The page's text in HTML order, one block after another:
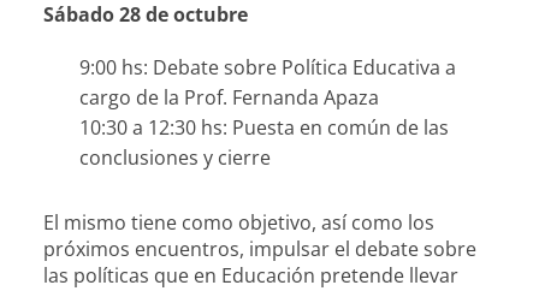
Sábado 28 de octubre
9:00 hs: Debate sobre Política Educativa a
cargo de la Prof. Fernanda Apaza
10:30 a 12:30 hs: Puesta en común de las
conclusiones y cierre
El mismo tiene como objetivo, así como los
próximos encuentros, impulsar el debate sobre
las políticas que en Educación pretende llevar